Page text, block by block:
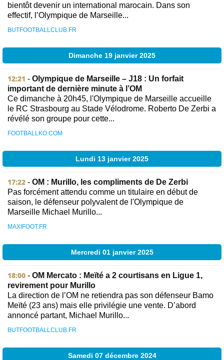
bientôt devenir un international marocain. Dans son
effectif, l’Olympique de Marseille...
BUTFOOTBALLCLUB.FR
Dimanche 19 janvier 2025
12:21 - Olympique de Marseille – J18 : Un forfait
important de dernière minute à l’OM
Ce dimanche à 20h45, l'Olympique de Marseille accueille
le RC Strasbourg au Stade Vélodrome. Roberto De Zerbi a
révélé son groupe pour cette...
FOOTBALLKO.COM
Lundi 13 janvier 2025
17:22 - OM : Murillo, les compliments de De Zerbi
Pas forcément attendu comme un titulaire en début de
saison, le défenseur polyvalent de l'Olympique de
Marseille Michael Murillo...
MAXIFOOT.FR
Mercredi 01 janvier 2025
18:00 - OM Mercato : Meïté a 2 courtisans en Ligue 1,
revirement pour Murillo
La direction de l’OM ne retiendra pas son défenseur Bamo
Meïté (23 ans) mais elle privilégie une vente. D’abord
annoncé partant, Michael Murillo...
BUTFOOTBALLCLUB.FR
Samedi 07 décembre 2024